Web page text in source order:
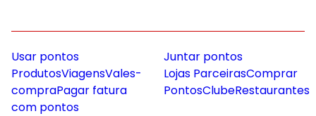
Usar pontos
ProdutosViagensVales-
compraPagar fatura
com pontos
Juntar pontos
Lojas ParceirasComprar
PontosClubeRestaurantes